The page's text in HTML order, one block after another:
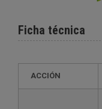
Ficha técnica
ACCIÓN